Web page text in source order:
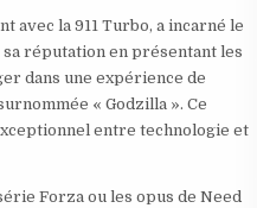
avec la 911 Turbo, a incarné le
réputation en présentant les
dans une expérience de
« Godzilla ». Ce
entre technologie et
Forza ou les opus de Need